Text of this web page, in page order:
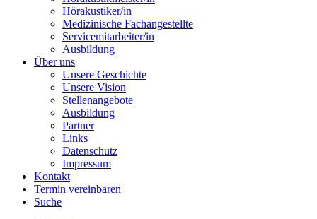
Hörakustiker/in
Medizinische Fachangestellte
Servicemitarbeiter/in
Ausbildung
Über uns
Unsere Geschichte
Unsere Vision
Stellenangebote
Ausbildung
Partner
Links
Datenschutz
Impressum
Kontakt
Termin vereinbaren
Suche